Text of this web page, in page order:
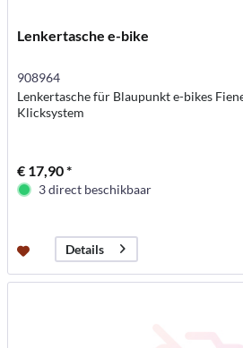
Lenkertasche e-bike
908964
Lenkertasche für Blaupunkt e-bikes
Klicksystem
€ 17,90 *
3 direct beschikbaar
Details